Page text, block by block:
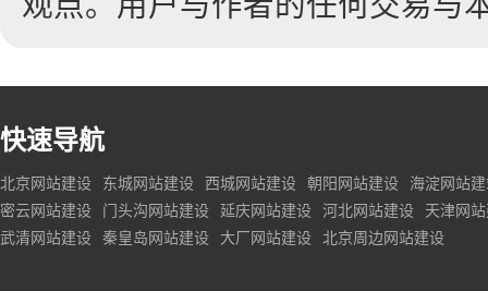
快速导航
北京网站建设 东城网站建设 西城网站建设 朝阳网站建设
海淀网站
密云网站建设
门头沟网站建设 延庆网站建设 河北网站建设
天津网
武清网站建设
秦皇岛网站建设 大厂网站建设 北京周边网站建设